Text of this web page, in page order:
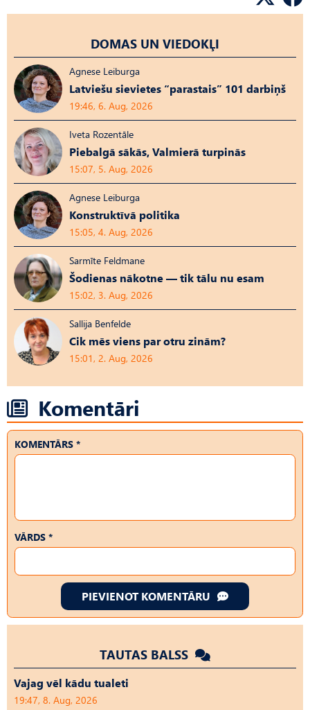
DOMAS UN VIEDOKĻI
Agnese Leiburga
Latviešu sievietes “parastais” 101 darbiņš
19:46, 6. Aug, 2026
Iveta Rozentāle
Piebalgā sākās, Valmierā turpinās
15:07, 5. Aug, 2026
Agnese Leiburga
Konstruktīvā politika
15:05, 4. Aug, 2026
Sarmīte Feldmane
Šodienas nākotne — tik tālu nu esam
15:02, 3. Aug, 2026
Sallija Benfelde
Cik mēs viens par otru zinām?
15:01, 2. Aug, 2026
Komentāri
KOMENTĀRS *
VĀRDS *
PIEVIENOT KOMENTĀRU
TAUTAS BALSS
Vajag vēl kādu tualeti
19:47, 8. Aug, 2026